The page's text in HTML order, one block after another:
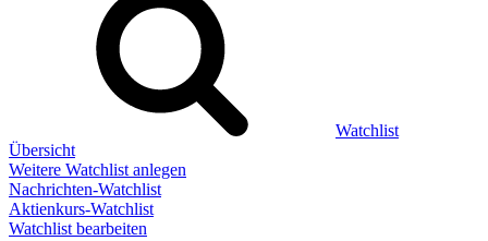
Watchlist
Übersicht
Weitere Watchlist anlegen
Nachrichten-Watchlist
Aktienkurs-Watchlist
Watchlist bearbeiten